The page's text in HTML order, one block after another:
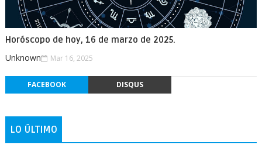
Horóscopo de hoy, 16 de marzo de 2025.
Unknown Mar 16, 2025
FACEBOOK DISQUS
LO ÚLTIMO